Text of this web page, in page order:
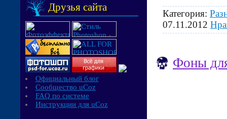
Друзья сайта
Официальный блог
Сообщество uCoz
FAQ по системе
Инструкции для uCoz
Категория:
07.11.2012
Фоны